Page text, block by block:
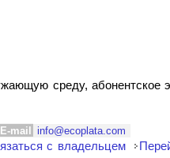
среду, абонентское
E-mail info@ecoplata.com
с владельцем